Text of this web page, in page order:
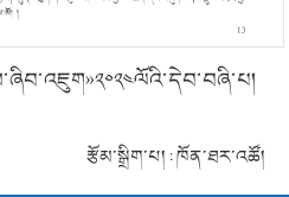
རྩོམ་སྒྲིག་པ། : ཁོན་ཐར་འཚོ།